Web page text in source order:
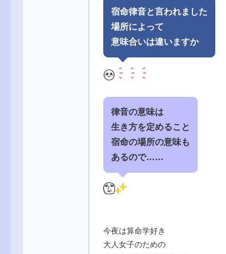
宿命律音と言われました
場所によって
意味合いは違いますか
律音の意味は
生き方を定めること
宿命の場所の意味も
あるので……
今夜は算命学好き
大人女子のための